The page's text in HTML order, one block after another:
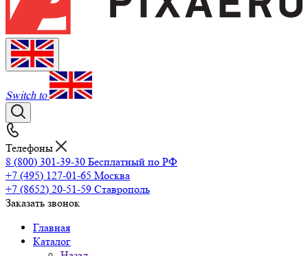
Switch to
Телефоны
8 (800) 301-39-30 Бесплатный по РФ
+7 (495) 127-01-65 Москва
+7 (8652) 20-51-59 Ставрополь
Заказать звонок
Главная
Каталог